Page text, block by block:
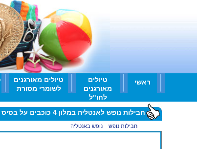
ראשי
טיולים
מאורגנים
לחו"ל
טיולים מאורגנים
לשומרי מסורת
חבילות נופש לאנטליה במלון 4 כוכבים על בסיס ''חצי פנסיון''
חבילות נופש נופש באנטליה